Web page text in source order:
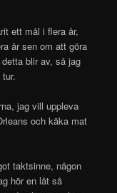
ett mål i flera år,
år sen om att göra
blir av, så jag
jag vill uppleva
och käka mat
taktsinne, någon
hör en låt så